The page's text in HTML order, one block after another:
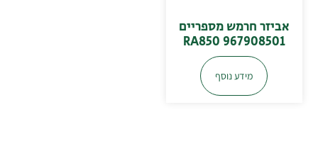
אביזר חרמש מספריים
RA850 967908501
מידע נוסף